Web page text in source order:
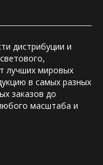
дистрибуции и
лучших мировых
в самых разных
заказов до
масштаба и